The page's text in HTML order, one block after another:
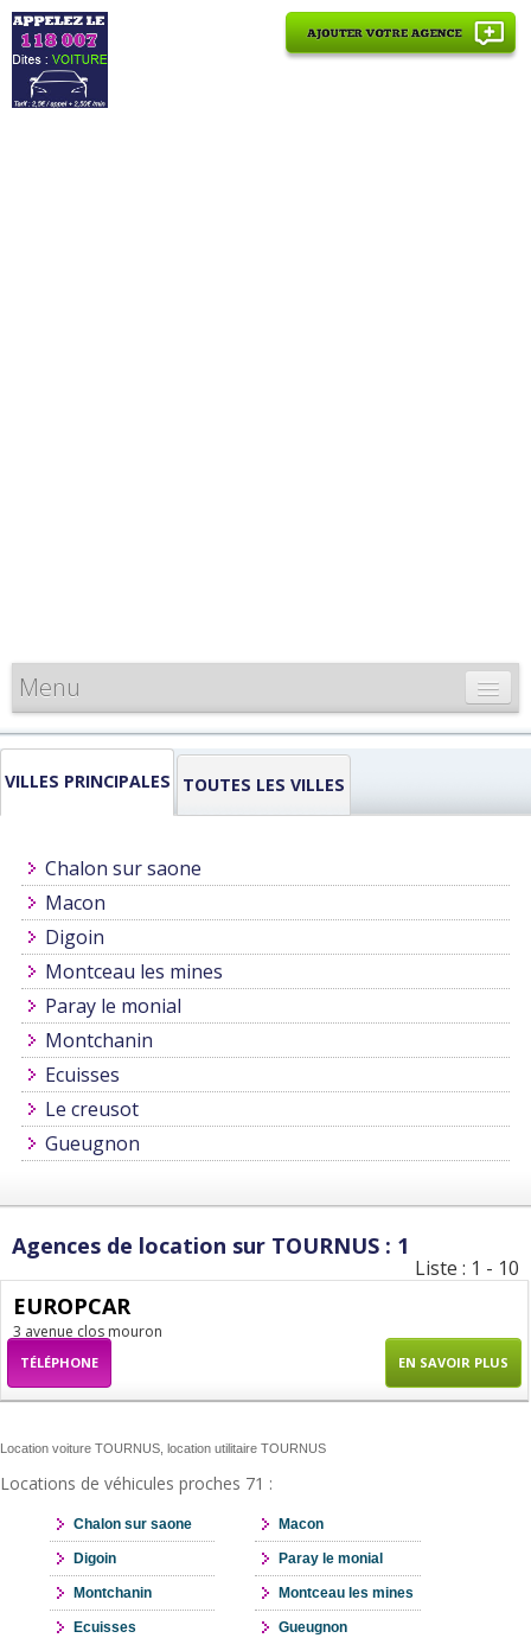
Menu
CARTE DE FRANCE
INFORMATIONS
VILLES PRINCIPALES TOUTES LES VILLES
Chalon sur saone
Macon
Digoin
Montceau les mines
Paray le monial
Montchanin
Ecuisses
Le creusot
Gueugnon
Agences de location sur TOURNUS : 1
Liste : 1 - 10
EUROPCAR
3 avenue clos mouron
TÉLÉPHONE EN SAVOIR PLUS
Location voiture TOURNUS, location utilitaire TOURNUS
Locations de véhicules proches 71 :
Chalon sur saone Macon
Digoin Paray le monial
Montchanin Montceau les mines
Ecuisses Gueugnon